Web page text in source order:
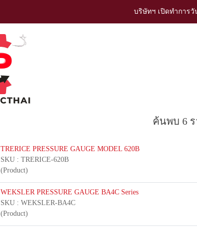
บริษัทฯ เปิดทำการวั
ค้นพบ 6 ร
TRERICE PRESSURE GAUGE MODEL 620B
SKU : TRERICE-620B
(Product)
WEKSLER PRESSURE GAUGE BA4C Series
SKU : WEKSLER-BA4C
(Product)